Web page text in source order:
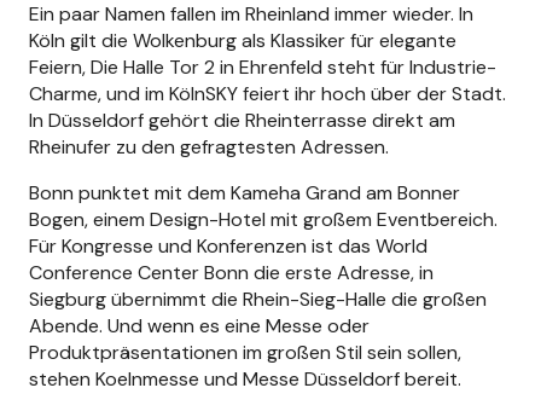
Ein paar Namen fallen im Rheinland immer wieder. In
Köln gilt die Wolkenburg als Klassiker für elegante
Feiern, Die Halle Tor 2 in Ehrenfeld steht für Industrie-
Charme, und im KölnSKY feiert ihr hoch über der Stadt.
In Düsseldorf gehört die Rheinterrasse direkt am
Rheinufer zu den gefragtesten Adressen.
Bonn punktet mit dem Kameha Grand am Bonner
Bogen, einem Design-Hotel mit großem Eventbereich.
Für Kongresse und Konferenzen ist das World
Conference Center Bonn die erste Adresse, in
Siegburg übernimmt die Rhein-Sieg-Halle die großen
Abende. Und wenn es eine Messe oder
Produktpräsentationen im großen Stil sein sollen,
stehen Koelnmesse und Messe Düsseldorf bereit.